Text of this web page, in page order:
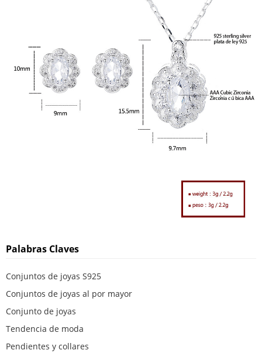
Palabras Claves
Conjuntos de joyas S925
Conjuntos de joyas al por mayor
Conjunto de joyas
Tendencia de moda
Pendientes y collares